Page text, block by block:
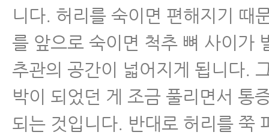
- 척추협착증 MRI와 임상증상
- 척추협착증 생활수칙 10가지
- 척추협착증 허리디스크 차이점
- 척추협착증수술 후 인접분절질환
니다. 허리를 숙이면 편해지기 때
를 앞으로 숙이면 척추 뼈 사이가
추관의 공간이 넓어지게 됩니다.
박이 되었던 게 조금 풀리면서 통
되는 것입니다. 반대로 허리를 쭉